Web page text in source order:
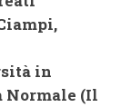
in
Normale (Il